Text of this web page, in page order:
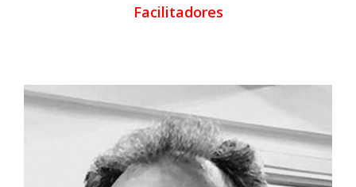
Facilitadores